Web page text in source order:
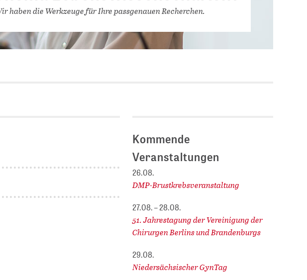
DATENBANKEN (DBIS)
DIGITALE SAMMLUNGEN
Abschlussarbeiten bei
haben die Werkzeuge für Ihre passgenauen Recherchen.
Kommende
Veranstaltungen
26.08.
DMP-Brustkrebsveranstaltung
27.08. – 28.08.
51. Jahrestagung der Vereinigung der
Chirurgen Berlins und Brandenburgs
29.08.
Niedersächsischer GynTag